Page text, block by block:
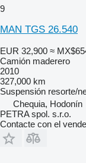
9
MAN TGS 26.540
EUR 32,900 ≈
Camión maderero
2010
327,000 km
Suspensión resorte/
Chequia, Hodonín
PETRA spol. s.r.o.
Contacte con el